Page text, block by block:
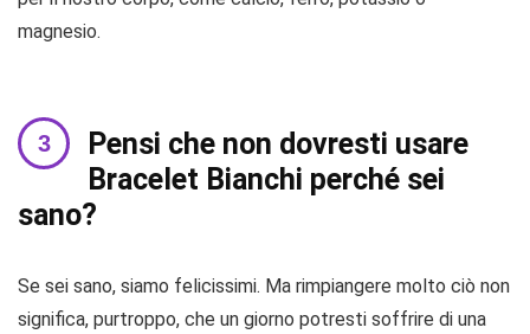
magnesio.
Pensi che non dovresti usare
Bracelet Bianchi perché sei
sano?
Se sei sano, siamo felicissimi. Ma rimpiangere molto ciò non
significa, purtroppo, che un giorno potresti soffrire di una